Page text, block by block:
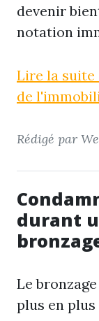
devenir
notation
Lire la suite
de
Rédigé par
durant
Le
plus en plus